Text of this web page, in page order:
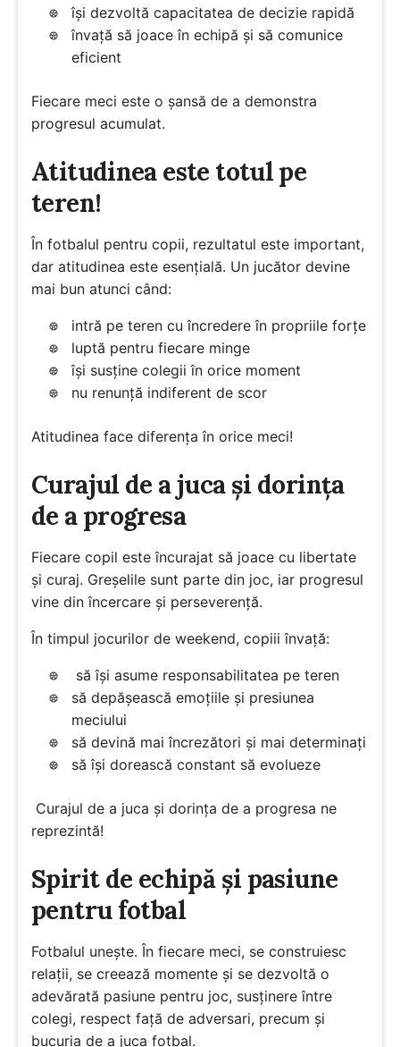
își dezvoltă capacitatea de decizie rapidă
învață să joace în echipă și să comunice
eficient
Fiecare meci este o șansă de a demonstra
progresul acumulat.
Atitudinea este totul pe
teren!
În fotbalul pentru copii, rezultatul este important,
dar atitudinea este esențială. Un jucător devine
mai bun atunci când:
intră pe teren cu încredere în propriile forțe
luptă pentru fiecare minge
își susține colegii în orice moment
nu renunță indiferent de scor
Atitudinea face diferența în orice meci!
Curajul de a juca și dorința
de a progresa
Fiecare copil este încurajat să joace cu libertate
și curaj. Greșelile sunt parte din joc, iar progresul
vine din încercare și perseverență.
În timpul jocurilor de weekend, copiii învață:
să își asume responsabilitatea pe teren
să depășească emoțiile și presiunea
meciului
să devină mai încrezători și mai determinați
să își dorească constant să evolueze
Curajul de a juca și dorința de a progresa ne
reprezintă!
Spirit de echipă și pasiune
pentru fotbal
Fotbalul unește. În fiecare meci, se construiesc
relații, se creează momente și se dezvoltă o
adevărată pasiune pentru joc, susținere între
colegi, respect față de adversari, precum și
bucuria de a juca fotbal.